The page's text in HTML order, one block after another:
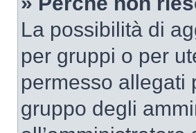
La possibilità di
per gruppi o per
permesso allegati
gruppo degli